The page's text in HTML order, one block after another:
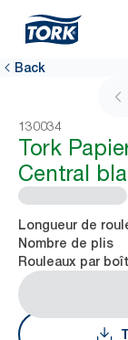
Back
130034
Tork
Central
Longueur de
Nombre de plis
Rouleaux par